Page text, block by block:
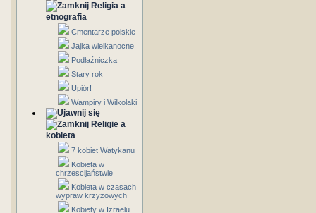
Religia a
etnografia
Cmentarze polskie
Jajka wielkanocne
Podłaźniczka
Stary rok
Upiór!
Wampiry i Wilkołaki
Religie a
kobieta
7 kobiet Watykanu
Kobieta w
chrzescijaństwie
Kobieta w czasach
wypraw krzyżowych
Kobiety w Izraelu